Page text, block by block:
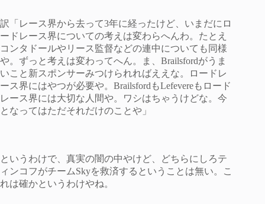
訳「レース界から去って3年に経ったけど、いまだにロ
ードレース界についての考えは変わらへんわ。たとえ
コンタドールやリース監督などの連中についても同様
や。ずっと考えは変わってへん。ま、Brailsfordがうま
いこと新スポンサーみつけられればええな。ロードレ
ース界にはやつが必要や。BrailsfordもLefevereもロード
レース界には大切な人間や。ワシはちゃうけどな。今
となってはただそれだけのことや」
というわけで、真実の闇の中やけど、どちらにしろテ
ィンコフがチームSkyを救済するということは無い。こ
れは確かというわけやね。